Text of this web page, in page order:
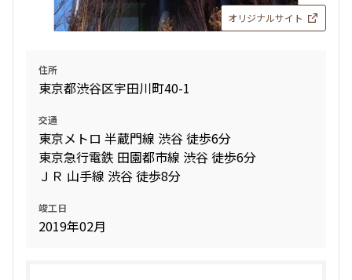
オリジナルサイト
住所
東京都渋谷区宇田川町40-1
交通
東京メトロ 半蔵門線 渋谷 徒歩6分
東京急行電鉄 田園都市線 渋谷 徒歩6分
ＪＲ 山手線 渋谷 徒歩8分
竣工日
2019年02月